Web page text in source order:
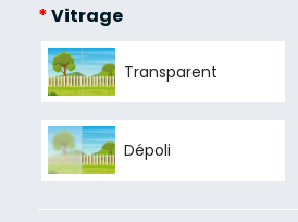
*Vitrage
Transparent
Dépoli